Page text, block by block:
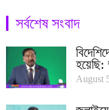
সর্বশেষ সংবাদ
হয়েছি:
August